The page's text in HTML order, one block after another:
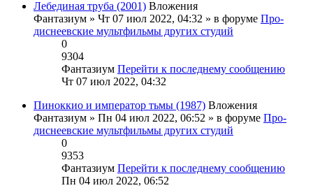
Лебединая труба (2001) Вложения
Фантазиум » Чт 07 июл 2022, 04:32 » в форуме Про-
диснеевские мультфильмы других студий
0
9304
Фантазиум Перейти к последнему сообщению
Чт 07 июл 2022, 04:32
Пиноккио и император тьмы (1987) Вложения
Фантазиум » Пн 04 июл 2022, 06:52 » в форуме Про-
диснеевские мультфильмы других студий
0
9353
Фантазиум Перейти к последнему сообщению
Пн 04 июл 2022, 06:52